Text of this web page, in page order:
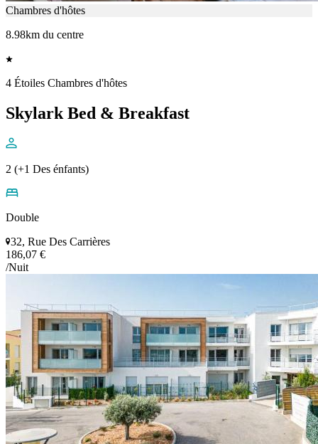
Chambres d'hôtes
8.98km du centre
4 Étoiles Chambres d'hôtes
Skylark Bed & Breakfast
2 (+1 Des énfants)
Double
32, Rue Des Carrières
186,07 €
/Nuit